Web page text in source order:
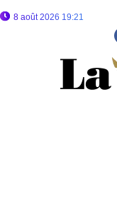
8 août 2026 19:21